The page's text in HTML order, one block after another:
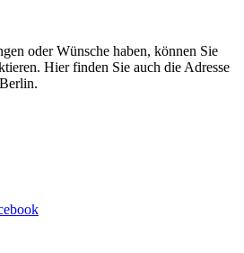
oder Wünsche haben, können Sie
Hier finden Sie auch die Adresse